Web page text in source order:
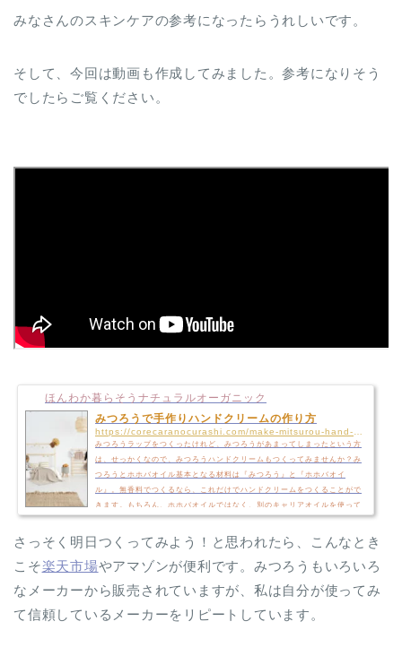
みなさんのスキンケアの参考になったらうれしいです。
そして、今回は動画も作成してみました。参考になりそう
でしたらご覧ください。
ほんわか暮らそうナチュラルオーガニック
みつろうで手作りハンドクリームの作り方
https://corecaranocurashi.com/make-mitsurou-hand-cream
みつろうラップをつくったけれど、みつろうがあまってしまったという方
は、せっかくなので、みつろうハンドクリームもつくってみませんか？み
つろうとホホバオイル基本となる材料は『みつろう』と『ホホバオイ
ル』。無香料でつくるなら、これだけでハンドクリームをつくることがで
きます。もちろん、ホホバオイルではなく、別のキャリアオイルを使って
も大丈夫。好みに合わせて選んでください。香りをつけたい場合はエッセ
ンシャルオイル（精油）をプラスしましょう。みつろうハンドクリームの
分量いくつかのレシピはありますが、私が…
さっそく明日つくってみよう！と思われたら、こんなとき
こそ楽天市場やアマゾンが便利です。みつろうもいろいろ
なメーカーから販売されていますが、私は自分が使ってみ
て信頼しているメーカーをリピートしています。